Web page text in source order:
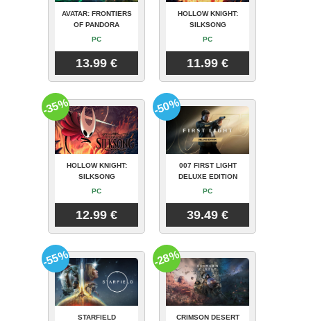
AVATAR: FRONTIERS
OF PANDORA
PC
13.99 €
HOLLOW KNIGHT:
SILKSONG
PC
11.99 €
HOLLOW KNIGHT:
SILKSONG
PC
12.99 €
-35%
007 FIRST LIGHT
DELUXE EDITION
PC
39.49 €
-50%
STARFIELD
-55%
CRIMSON DESERT
-28%